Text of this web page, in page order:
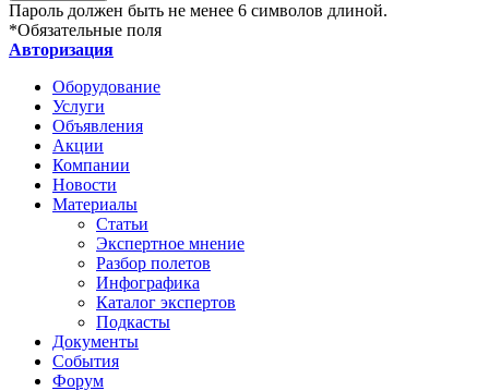
Пароль должен быть не менее 6 символов длиной.
*Обязательные поля
Авторизация
Оборудование
Услуги
Объявления
Акции
Компании
Новости
Материалы
Статьи
Экспертное мнение
Разбор полетов
Инфографика
Каталог экспертов
Подкасты
Документы
События
Форум